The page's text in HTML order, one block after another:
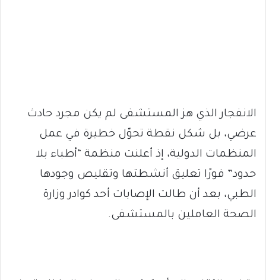
الانفجار الذي هز المستشفى لم يكن مجرد حادث
عرضي، بل شكل نقطة تحوّل خطيرة في عمل
المنظمات الدولية، إذ أعلنت منظمة “أطباء بلا
حدود” فورًا تعليق أنشطتها وتقليص وجودها
الطبي، بعد أن طالت الإصابات أحد كوادر وزارة
الصحة العاملين بالمستشفى.